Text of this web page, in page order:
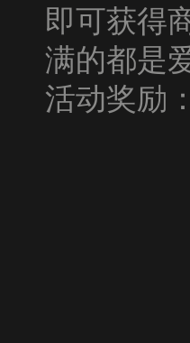
即可获得
满的都是
活动奖励